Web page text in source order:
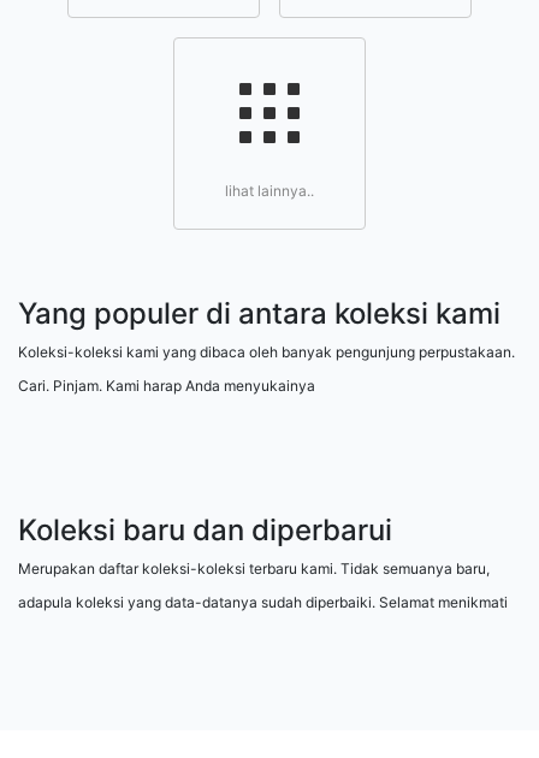
lihat lainnya..
Yang populer di antara koleksi kami
Koleksi-koleksi kami yang dibaca oleh banyak pengunjung perpustakaan.
Cari. Pinjam. Kami harap Anda menyukainya
Koleksi baru dan diperbarui
Merupakan daftar koleksi-koleksi terbaru kami. Tidak semuanya baru,
adapula koleksi yang data-datanya sudah diperbaiki. Selamat menikmati